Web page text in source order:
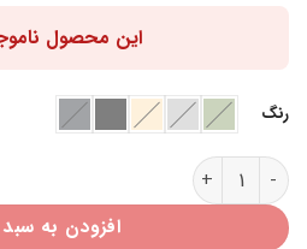
این محصول
رنگ
کت فوتر یقه انگلیسی دو جیب K41352 عدد
افزودن به